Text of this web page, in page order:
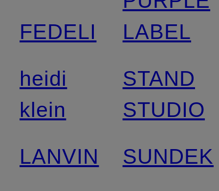
FEDELI
heidi
klein
LANVIN
LABEL
STAND
STUDIO
SUNDEK